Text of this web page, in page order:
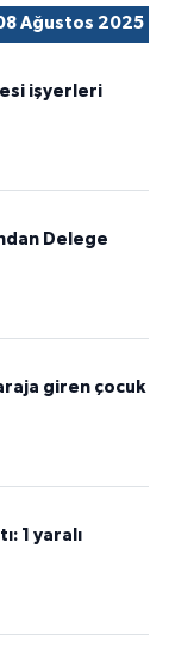
Ağustos 2025
işyerleri
Delege
giren çocuk
1 yaralı